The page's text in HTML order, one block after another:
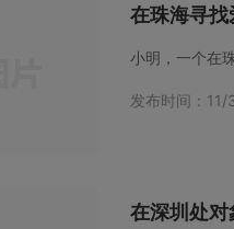
在珠海寻
发布时间：
在深圳处对